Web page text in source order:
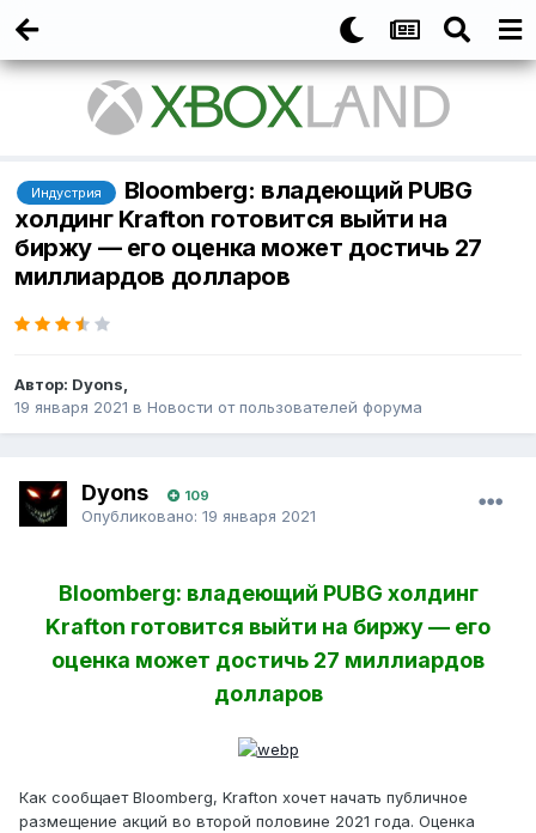
Индустрия
Bloomberg: владеющий PUBG
холдинг Krafton готовится выйти на
биржу — его оценка может достичь 27
миллиардов долларов
Автор: Dyons,
19 января 2021 в Новости от пользователей форума
Dyons 109
Опубликовано: 19 января 2021
Bloomberg: владеющий PUBG холдинг
Krafton готовится выйти на биржу — его
оценка может достичь 27 миллиардов
долларов
Как сообщает Bloomberg, Krafton хочет начать публичное
размещение акций во второй половине 2021 года. Оценка